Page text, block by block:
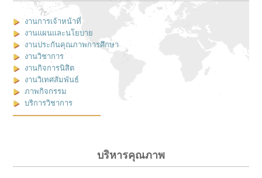
งานการเจ้าหน้าที่
งานแผนและนโยบาย
งานประกันคุณภาพการศึกษา
งานวิชาการ
งานกิจการนิสิต
งานวิเทศสัมพันธ์
ภาพกิจกรรม
บริการวิชาการ
บริหารคุณภาพ